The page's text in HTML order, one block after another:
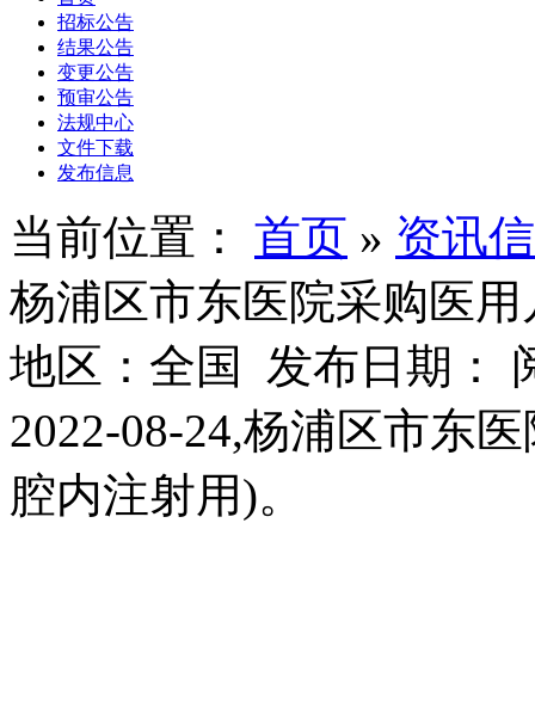
招标公告
结果公告
变更公告
预审公告
法规中心
文件下载
发布信息
当前位置： 首页 » 资讯
杨浦区市东医院采购医
地区：全国 发布日期：
2022-08-24,杨浦区市东
腔内注射用)。